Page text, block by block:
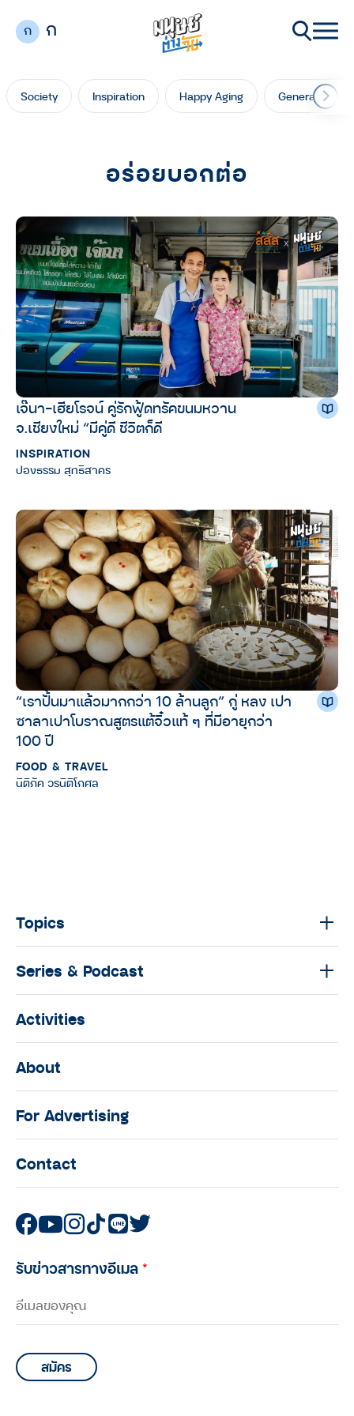
ก ก
Society Inspiration Happy Aging Generation
อร่อยบอกต่อ
เจ๊นา-เฮียโรจน์ คู่รักฟู้ดทรัคขนมหวาน
จ.เชียงใหม่ “มีคู่ดี ชีวิตก็ดี
INSPIRATION
ปองธรรม สุทธิสาคร
“เราปั้นมาแล้วมากกว่า 10 ล้านลูก” กู่ หลง เปา
ซาลาเปาโบราณสูตรแต้จิ๋วแท้ ๆ ที่มีอายุกว่า
100 ปี
FOOD & TRAVEL
นิติภัค วรนิติโกศล
Topics
Series & Podcast
Activities
About
For Advertising
Contact
รับข่าวสารทางอีเมล*